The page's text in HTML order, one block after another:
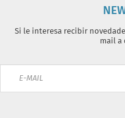
Si le interesa recibir
mail